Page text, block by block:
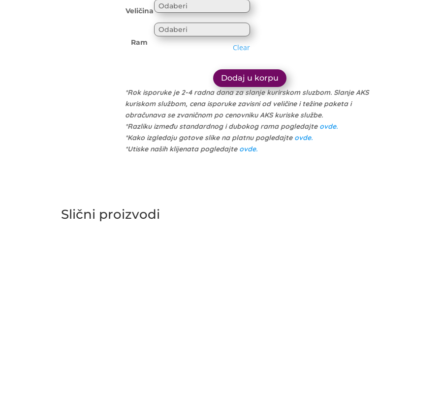
10.999 рсд
through
10.449 рсд
Veličina
Ram
Clear
Dodaj u korpu
*Rok isporuke je 2-4 radna dana za slanje kurirskom sluzbom. Slanje AKS
kuriskom službom, cena isporuke zavisni od veličine i težine paketa i
obračunava se zvaničnom po cenovniku AKS kuriske službe.
*Razliku između standardnog i dubokog rama pogledajte ovde.
*Kako izgledaju gotove slike na platnu pogledajte ovde.
*Utiske naših klijenata pogledajte ovde.
Slični proizvodi